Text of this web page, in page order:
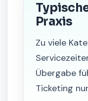
Praxis
Zu viele
Übergabe
Ticketing